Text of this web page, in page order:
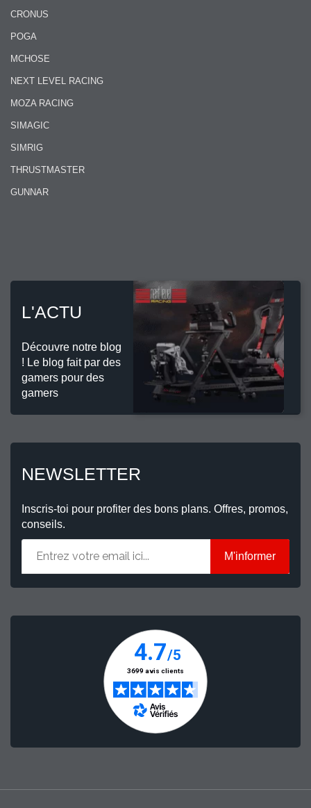
CRONUS
POGA
MCHOSE
NEXT LEVEL RACING
MOZA RACING
SIMAGIC
SIMRIG
THRUSTMASTER
GUNNAR
L'ACTU
Découvre notre blog
! Le blog fait par des
gamers pour des
gamers
NEWSLETTER
Inscris-toi pour profiter des bons plans. Offres, promos,
conseils.
M'informer